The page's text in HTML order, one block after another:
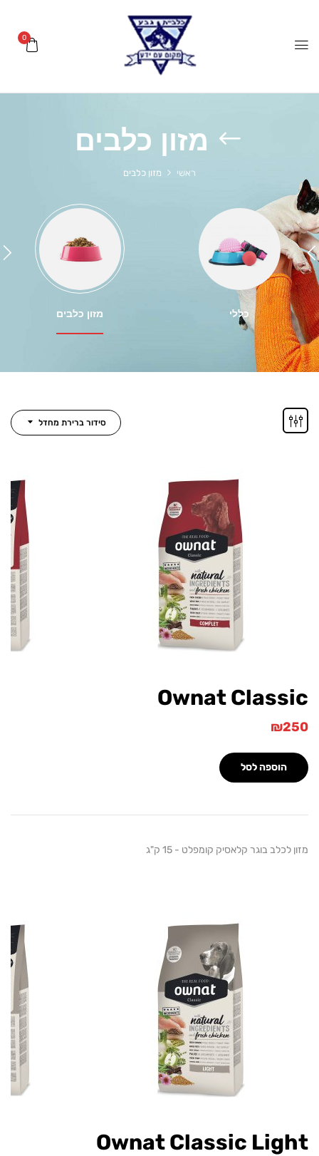
מזון כלבים
מזון כלבים
כללי מזון כלבים
סידור ברירת מחדל
Ownat
₪
הוספה לסל
בוגר קלאסיק קומפלט - 15 ק"ג
Ownat Classic